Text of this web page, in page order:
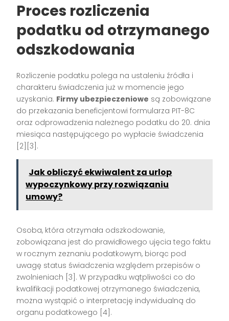
Proces rozliczenia
podatku od otrzymanego
odszkodowania
Rozliczenie podatku polega na ustaleniu źródła i
charakteru świadczenia już w momencie jego
uzyskania. Firmy ubezpieczeniowe są zobowiązane
do przekazania beneficjentowi formularza PIT-8C
oraz odprowadzenia należnego podatku do 20. dnia
miesiąca następującego po wypłacie świadczenia
[2][3].
Jak obliczyć ekwiwalent za urlop
wypoczynkowy przy rozwiązaniu
umowy?
Osoba, która otrzymała odszkodowanie,
zobowiązana jest do prawidłowego ujęcia tego faktu
w rocznym zeznaniu podatkowym, biorąc pod
uwagę status świadczenia względem przepisów o
zwolnieniach [3]. W przypadku wątpliwości co do
kwalifikacji podatkowej otrzymanego świadczenia,
można wystąpić o interpretację indywidualną do
organu podatkowego [4].